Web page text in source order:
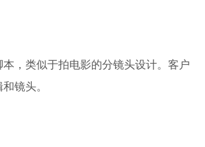
，类似于拍电影的分镜头设计。客户
镜头。